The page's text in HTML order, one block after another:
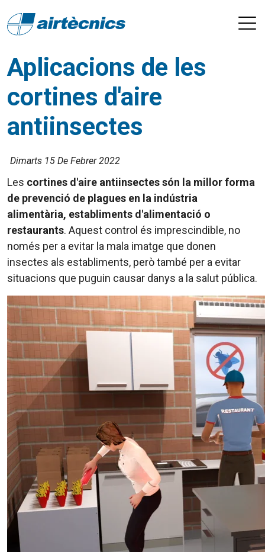
Aplicacions de les
cortines d'aire
antiinsectes
Dimarts 15 De Febrer 2022
Les cortines d'aire antiinsectes són la millor forma
de prevenció de plagues en la indústria
alimentària, establiments d'alimentació o
restaurants. Aquest control és imprescindible, no
només per a evitar la mala imatge que donen
insectes als establiments, però també per a evitar
situacions que puguin causar danys a la salut pública.